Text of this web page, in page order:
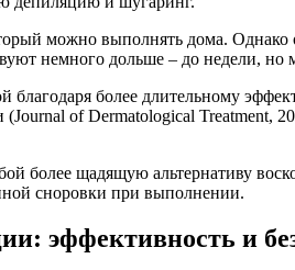
можно выполнять дома. Однако
немного дольше – до недели, но
благодаря более длительному
of Dermatological Treatment,
более щадящую альтернативу
сноровки при выполнении.
эффективность и